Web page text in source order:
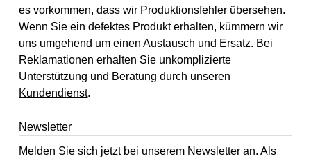
es vorkommen, dass wir Produktionsfehler übersehen.
Wenn Sie ein defektes Produkt erhalten, kümmern wir
uns umgehend um einen Austausch und Ersatz. Bei
Reklamationen erhalten Sie unkomplizierte
Unterstützung und Beratung durch unseren
Kundendienst.
Newsletter
Melden Sie sich jetzt bei unserem Newsletter an. Als